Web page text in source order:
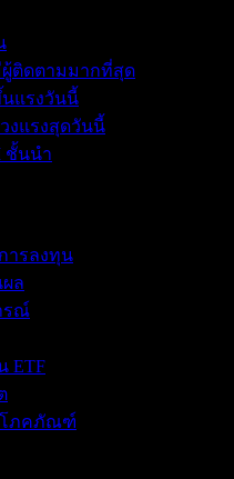
ติดตามมากที่สุด
แรงวันนี้
งแรงสุดวันนี้
ชั้นนำ
ารลงทุน
ผล
รณ์
ETF
ภคภัณฑ์